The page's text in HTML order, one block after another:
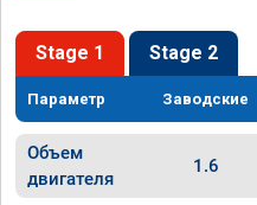
Stage 1 Stage 2
Параметр Заводские
Объем
двигателя
1.6